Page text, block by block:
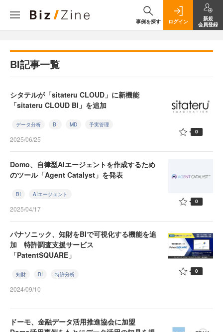
事例を探す ログイン
新規
会員登録
BI記事一覧
シタテルが「sitateru CLOUD」に新機能
「sitateru CLOUD BI」を追加
データ分析 BI MD 予実管理
2025/06/25
0
Domo、自律型AIエージェントを作成するため
のツール「Agent Catalyst」を発表
BI AIエージェント
2025/04/17
0
パナソニック、知財をBIで可視化する機能を追
加 特許調査支援サービス
「PatentSQUARE」
知財 BI 特許分析
2024/09/10
0
ドーモ、金融データ活用推進協会に加盟